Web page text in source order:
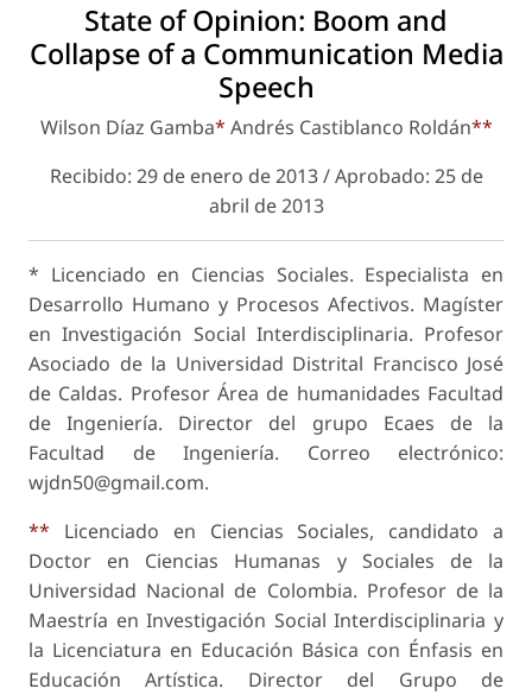
State of Opinion: Boom and
Collapse of a Communication Media
Speech
Wilson Díaz Gamba* Andrés Castiblanco Roldán**
Recibido: 29 de enero de 2013 / Aprobado: 25 de
abril de 2013
* Licenciado en Ciencias Sociales. Especialista en
Desarrollo Humano y Procesos Afectivos. Magíster
en Investigación Social Interdisciplinaria. Profesor
Asociado de la Universidad Distrital Francisco José
de Caldas. Profesor Área de humanidades Facultad
de Ingeniería. Director del grupo Ecaes de la
Facultad de Ingeniería. Correo electrónico:
wjdn50@gmail.com.
** Licenciado en Ciencias Sociales, candidato a
Doctor en Ciencias Humanas y Sociales de la
Universidad Nacional de Colombia. Profesor de la
Maestría en Investigación Social Interdisciplinaria y
la Licenciatura en Educación Básica con Énfasis en
Educación Artística. Director del Grupo de